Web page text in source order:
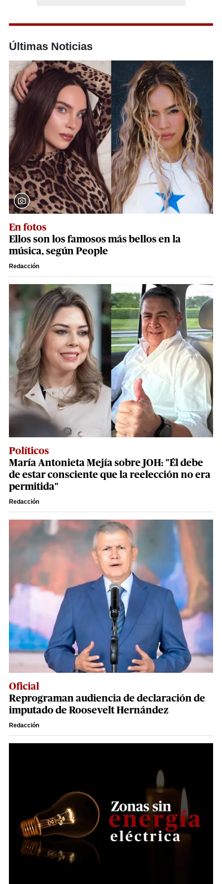
Últimas Noticias
En fotos
Ellos son los famosos más bellos en la
música, según People
Redacción
Políticos
María Antonieta Mejía sobre JOH: "Él debe
de estar consciente que la reelección no era
permitida"
Redacción
Oficial
Reprograman audiencia de declaración de
imputado de Roosevelt Hernández
Redacción